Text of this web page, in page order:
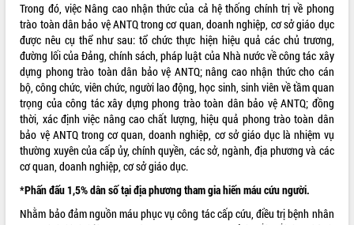
LIÊN KẾT WEB
THỐNG KÊ TRUY CẬP
Hôm nay:
4881
Tất cả:
66090549
Trong đó, việc Nâng cao nhận thức của cả hệ thống chính trị về phong
trào toàn dân bảo vệ ANTQ trong cơ quan, doanh nghiệp, cơ sở giáo dục
được nêu cụ thể như sau: tổ chức thực hiện hiệu quả các chủ trương,
đường lối của Đảng, chính sách, pháp luật của Nhà nước về công tác xây
dựng phong trào toàn dân bảo vệ ANTQ; nâng cao nhận thức cho cán
bộ, công chức, viên chức, người lao động, học sinh, sinh viên về tầm quan
trọng của công tác xây dựng phong trào toàn dân bảo vệ ANTQ; đồng
thời, xác định việc nâng cao chất lượng, hiệu quả phong trào toàn dân
bảo vệ ANTQ trong cơ quan, doanh nghiệp, cơ sở giáo dục là nhiệm vụ
thường xuyên của cấp ủy, chính quyền, các sở, ngành, địa phương và các
cơ quan, doanh nghiệp, cơ sở giáo dục.
*Phấn đấu 1,5% dân số tại địa phương tham gia hiến máu cứu người.
Nhằm bảo đảm nguồn máu phục vụ công tác cấp cứu, điều trị bệnh nhân